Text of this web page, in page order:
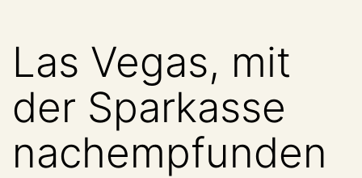
Las Vegas, mit
der Sparkasse
nachempfunden